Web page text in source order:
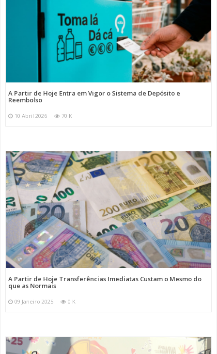
A Partir de Hoje Entra em Vigor o Sistema de Depósito e
Reembolso
10 Abril 2026 70 K
A Partir de Hoje Transferências Imediatas Custam o Mesmo do
que as Normais
09 Janeiro 2025 0 K